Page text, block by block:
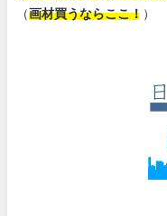
（画材買うならここ！ ）